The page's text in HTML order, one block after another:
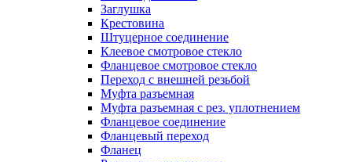
Заглушка
Крестовина
Штуцерное соединение
Клеевое смотровое стекло
Фланцевое смотровое стекло
Переход с внешней резьбой
Муфта разъемная
Муфта разъемная с рез. уплотнением
Фланцевое соединение
Фланцевый переход
Фланец